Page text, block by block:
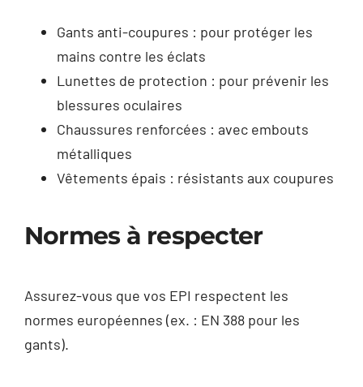
Gants anti-coupures : pour protéger les
mains contre les éclats
Lunettes de protection : pour prévenir les
blessures oculaires
Chaussures renforcées : avec embouts
métalliques
Vêtements épais : résistants aux coupures
Normes à respecter
Assurez-vous que vos EPI respectent les
normes européennes (ex. : EN 388 pour les
gants).